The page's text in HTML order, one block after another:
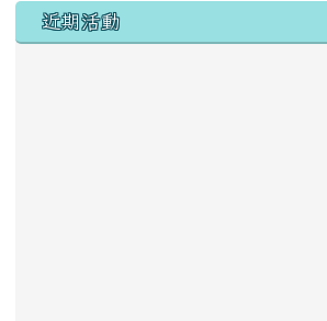
左邊區域內容
近期活動